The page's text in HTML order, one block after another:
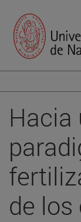
Hacia
de